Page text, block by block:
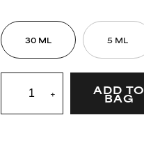
30 ML 5 ML
+ ADD TO
BAG